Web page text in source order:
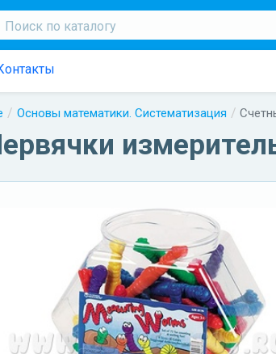
Основы математики. Систематизация